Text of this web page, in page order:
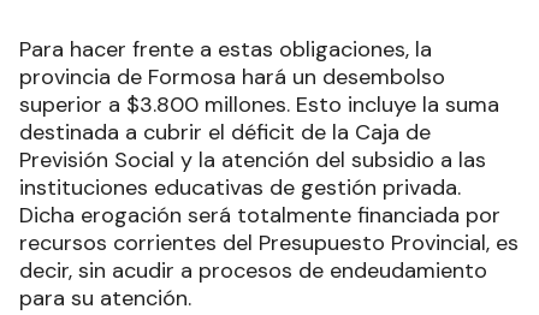
Para hacer frente a estas obligaciones, la
provincia de Formosa hará un desembolso
superior a $3.800 millones. Esto incluye la suma
destinada a cubrir el déficit de la Caja de
Previsión Social y la atención del subsidio a las
instituciones educativas de gestión privada.
Dicha erogación será totalmente financiada por
recursos corrientes del Presupuesto Provincial, es
decir, sin acudir a procesos de endeudamiento
para su atención.